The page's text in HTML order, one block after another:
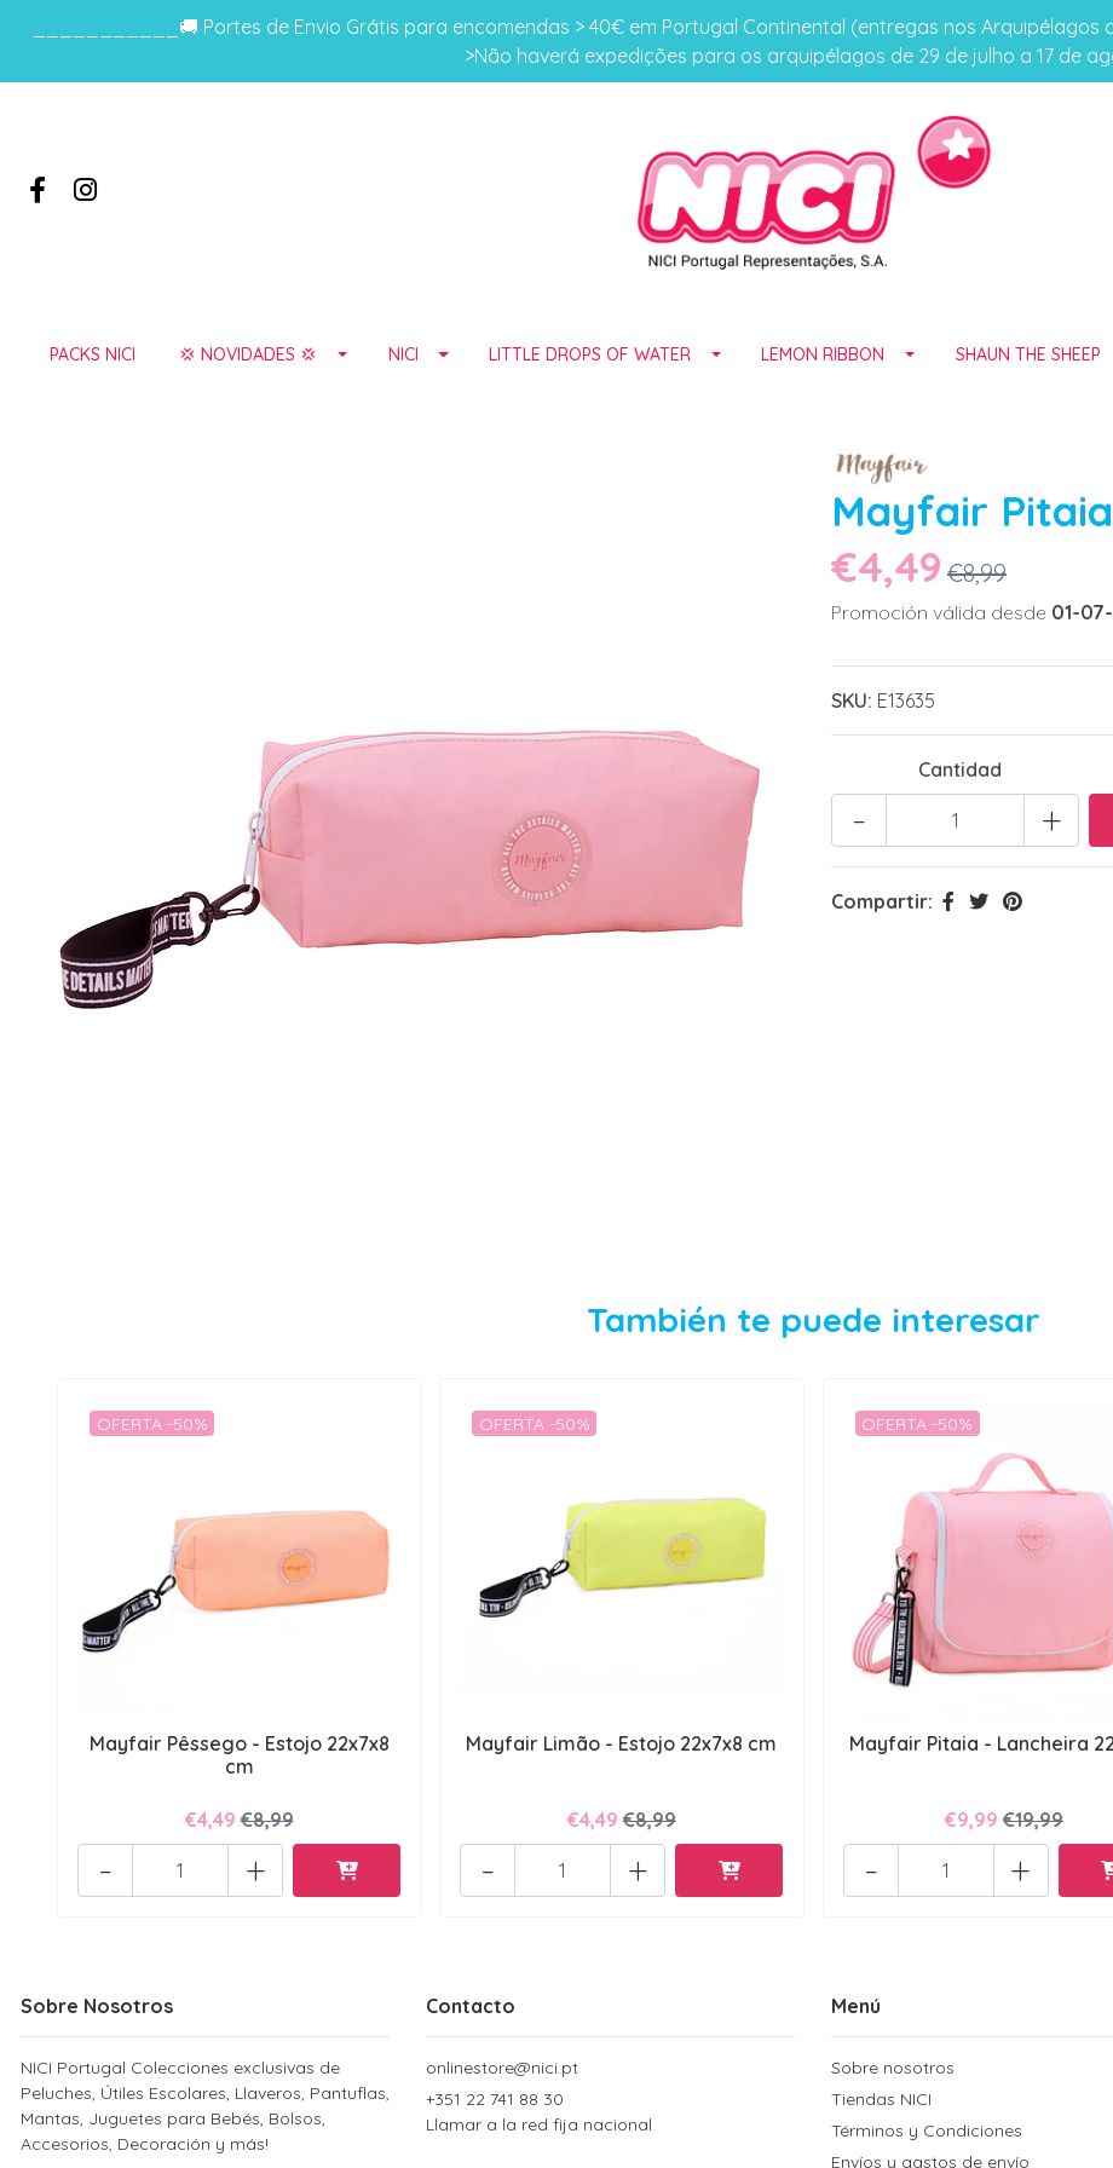
___________🚚 Portes de Envio Grátis para encomendas > 40€ em Portugal Continental (entregas nos
>Não haverá expedições para os arquipélagos de 29 de julho a 17 de
PACKS NICI 💢 NOVIDADES 💢 NICI LITTLE DROPS OF WATER LEMON RIBBON SHAUN THE SHEEP
Mayfair
€4,49 €8,99
Promoción válida desde 01-
SKU: E13635
Cantidad
+
-
Compartir:
También te puede interesar
OFERTA -50%
Mayfair Pêssego - Estojo 22x7x8
cm
€4,49 €8,99
+
-
OFERTA -50%
Mayfair Limão - Estojo 22x7x8 cm
€4,49 €8,99
+
-
OFERTA -50%
Mayfair Pitaia - Lancheira
€9,99 €19,99
+
-
Sobre Nosotros
NICI Portugal Colecciones exclusivas de
Peluches, Útiles Escolares, Llaveros, Pantuflas,
Mantas, Juguetes para Bebés, Bolsos,
Accesorios, Decoración y más!
Contacto
onlinestore@nici.pt
+351 22 741 88 30
Llamar a la red fija nacional
Menú
Sobre nosotros
Tiendas NICI
Términos y Condiciones
Envíos y gastos de envío